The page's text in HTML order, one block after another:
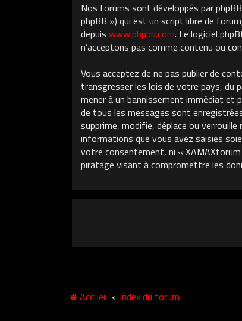
Nos forums sont développés par
phpBB ») qui est un script libre de
depuis www.phpbb.com. Le logiciel
n’acceptons pas comme contenu ou
Vous acceptez de ne pas publier de
transgresser les lois de votre pays, du
mener à un bannissement immédiat et
de tous les messages sont
supprime, modifie, déplace ou
informations que vous avez saisies
votre consentement, ni «
piratage visant à compromettre les
Accueil Index du forum